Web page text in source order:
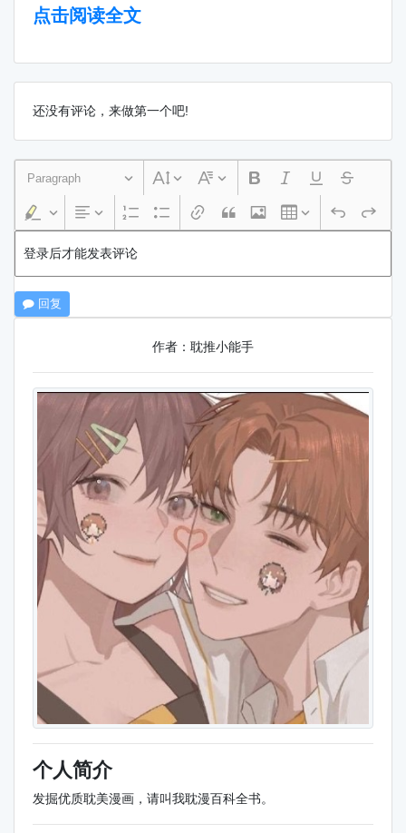
点击阅读全文
还没有评论，来做第一个吧!
Paragraph
登录后才能发表评论
回复
作者：耽推小能手
个人简介
发掘优质耽美漫画，请叫我耽漫百科全书。